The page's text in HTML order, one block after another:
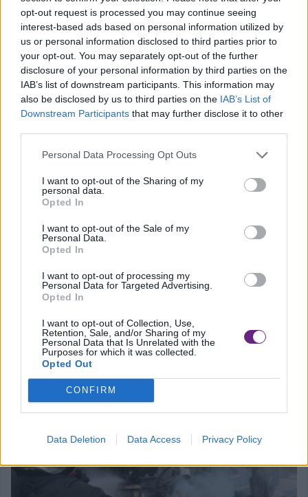
opt-out request is processed you may continue seeing
interest-based ads based on personal information utilized by
us or personal information disclosed to third parties prior to
your opt-out. You may separately opt-out of the further
disclosure of your personal information by third parties on the
IAB’s list of downstream participants. This information may
also be disclosed by us to third parties on the IAB’s List of
Downstream Participants that may further disclose it to other
Personal Data Processing Opt Outs
I want to opt-out of the Sharing of my
personal data.
Opted In
I want to opt-out of the Sale of my
Personal Data.
Opted In
I want to opt-out of processing my
Personal Data for Targeted Advertising.
Opted In
I want to opt-out of Collection, Use,
Retention, Sale, and/or Sharing of my
Personal Data that Is Unrelated with the
Purposes for which it was collected.
Opted Out
CONFIRM
Data Deletion Data Access Privacy Policy
CRONACA
Omicidio a Firenze, fermato un 26enne
Un giovane di 26 anni, di nazionalità senegalese, è stato sottoposto